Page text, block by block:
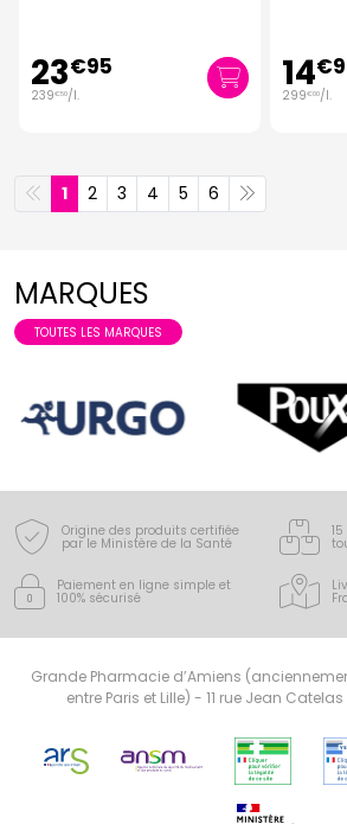
23€95
239€50/l. 14€
299€00/l.
1 2 3 4 5 6
MARQUES
TOUTES LES MARQUES
Origine des produits certifiée
par le Ministère de la Santé
Paiement en ligne simple et
100% sécurisé
Grande Pharmacie d’Amiens
entre Paris et Lille) - 11 rue Jean